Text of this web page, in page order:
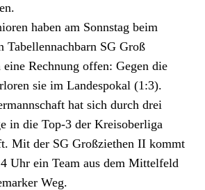
haben am Sonnstag beim
Tabellennachbarn SG Groß
Rechnung offen: Gegen die
sie im Landespokal (1:3).
hat sich durch drei
in die Top-3 der Kreisoberliga
Mit der SG Großziethen II kommt
Uhr ein Team aus dem Mittelfeld
Weg.